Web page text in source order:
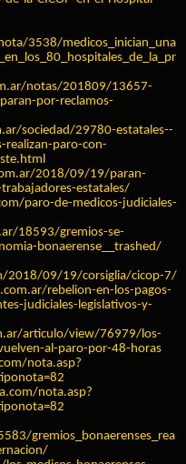
3538/medicos_inician_una
notas/201809/13657-
por-reclamos-
sociedad/29780-estatales--
realizan-paro-con-
2018/09/19/paran-
estatales/
paro-de-medicos-judiciales-
18593/gremios-se-
bonaerense__trashed/
2018/09/19/corsiglia/cicop-7/
rebelion-en-los-pagos-
judiciales-legislativos-y-
articulo/view/76979/los-
al-paro-por-48-horas
nota.asp?
nota.asp?
gremios_bonaerenses_rea